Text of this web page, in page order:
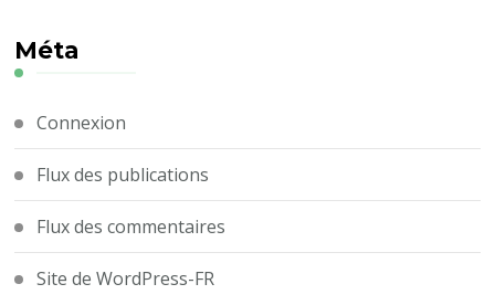
Méta
Connexion
Flux des publications
Flux des commentaires
Site de WordPress-FR